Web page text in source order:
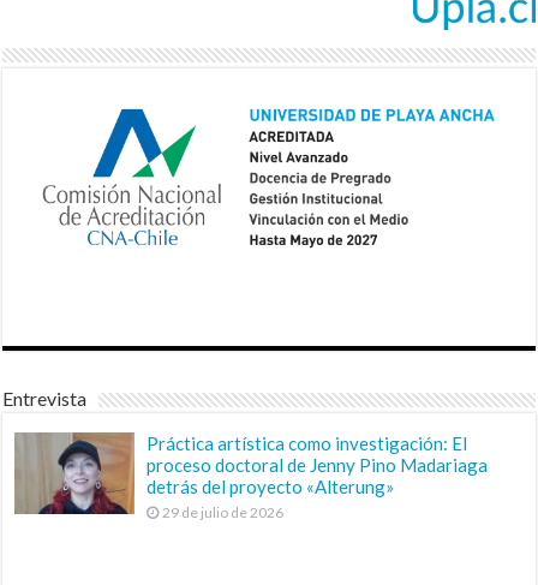
Entrevista
Práctica artística como investigación: El
proceso doctoral de Jenny Pino Madariaga
detrás del proyecto «Alterung»
29 de julio de 2026